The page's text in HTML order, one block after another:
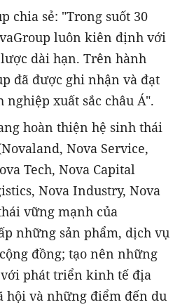
chia sẻ: "Trong suốt 30
luôn kiên định với
dài hạn. Trên hành
đã được ghi nhận và đạt
xuất sắc châu Á".
hoàn thiện hệ sinh thái
Nova Service,
Tech, Nova Capital
Nova Industry, Nova
vững mạnh của
những sản phẩm, dịch vụ
đồng; tạo nên những
phát triển kinh tế địa
hội và những điểm đến du